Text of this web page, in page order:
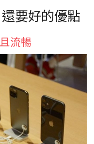
要好的優點
流暢